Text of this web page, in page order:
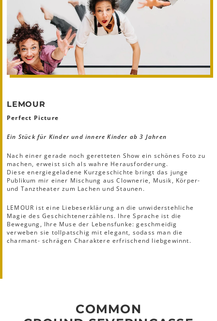
LEMOUR
Perfect Picture
Ein Stück für Kinder und innere Kinder ab 3 Jahren
Nach einer gerade noch geretteten Show ein schönes Foto zu
machen, erweist sich als wahre Herausforderung.
Diese energiegeladene Kurzgeschichte bringt das junge
Publikum mir einer Mischung aus Clownerie, Musik, Körper-
und Tanztheater zum Lachen und Staunen.
LEMOUR ist eine Liebeserklärung an die unwiderstehliche
Magie des Geschichtenerzählens. Ihre Sprache ist die
Bewegung, Ihre Muse der Lebensfunke: geschmeidig
verweben sie tollpatschig mit elegant, sodass man die
charmant- schrägen Charaktere erfrischend liebgewinnt.
COMMON